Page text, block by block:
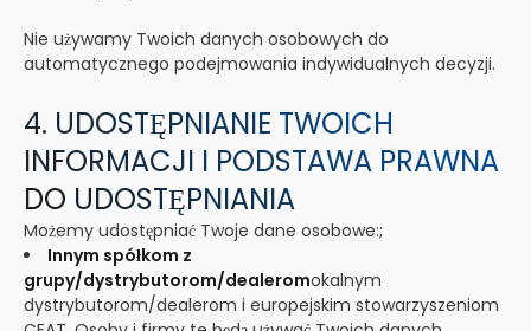
Nie używamy Twoich danych osobowych do
automatycznego podejmowania indywidualnych decyzji.
4. UDOSTĘPNIANIE TWOICH
INFORMACJI I PODSTAWA PRAWNA
DO UDOSTĘPNIANIA
Możemy udostępniać Twoje dane osobowe:;
Innym spółkom z
grupy/dystrybutorom/dealeromokalnym
dystrybutorom/dealerom i europejskim stowarzyszeniom